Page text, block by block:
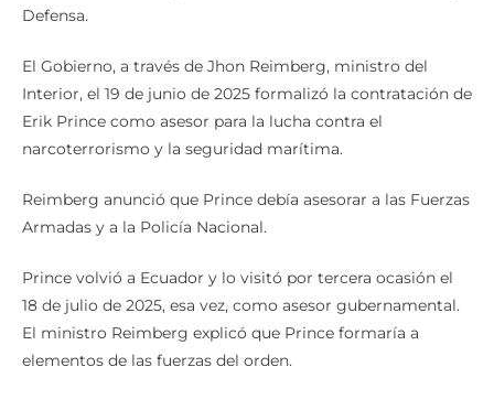
Defensa.
El Gobierno, a través de Jhon Reimberg, ministro del
Interior, el 19 de junio de 2025 formalizó la contratación de
Erik Prince como asesor para la lucha contra el
narcoterrorismo y la seguridad marítima.
Reimberg anunció que Prince debía asesorar a las Fuerzas
Armadas y a la Policía Nacional.
Prince volvió a Ecuador y lo visitó por tercera ocasión el
18 de julio de 2025, esa vez, como asesor gubernamental.
El ministro Reimberg explicó que Prince formaría a
elementos de las fuerzas del orden.